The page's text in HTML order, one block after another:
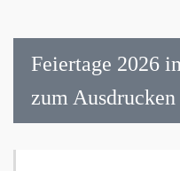
Feiertage 2026
zum Ausdrucken